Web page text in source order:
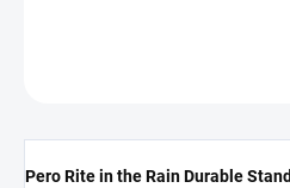
Pero Rite in the Rain Durable